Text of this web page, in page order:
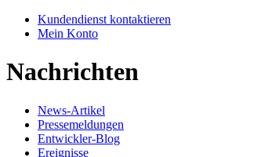
Kundendienst kontaktieren
Mein Konto
Nachrichten
News-Artikel
Pressemeldungen
Entwickler-Blog
Ereignisse